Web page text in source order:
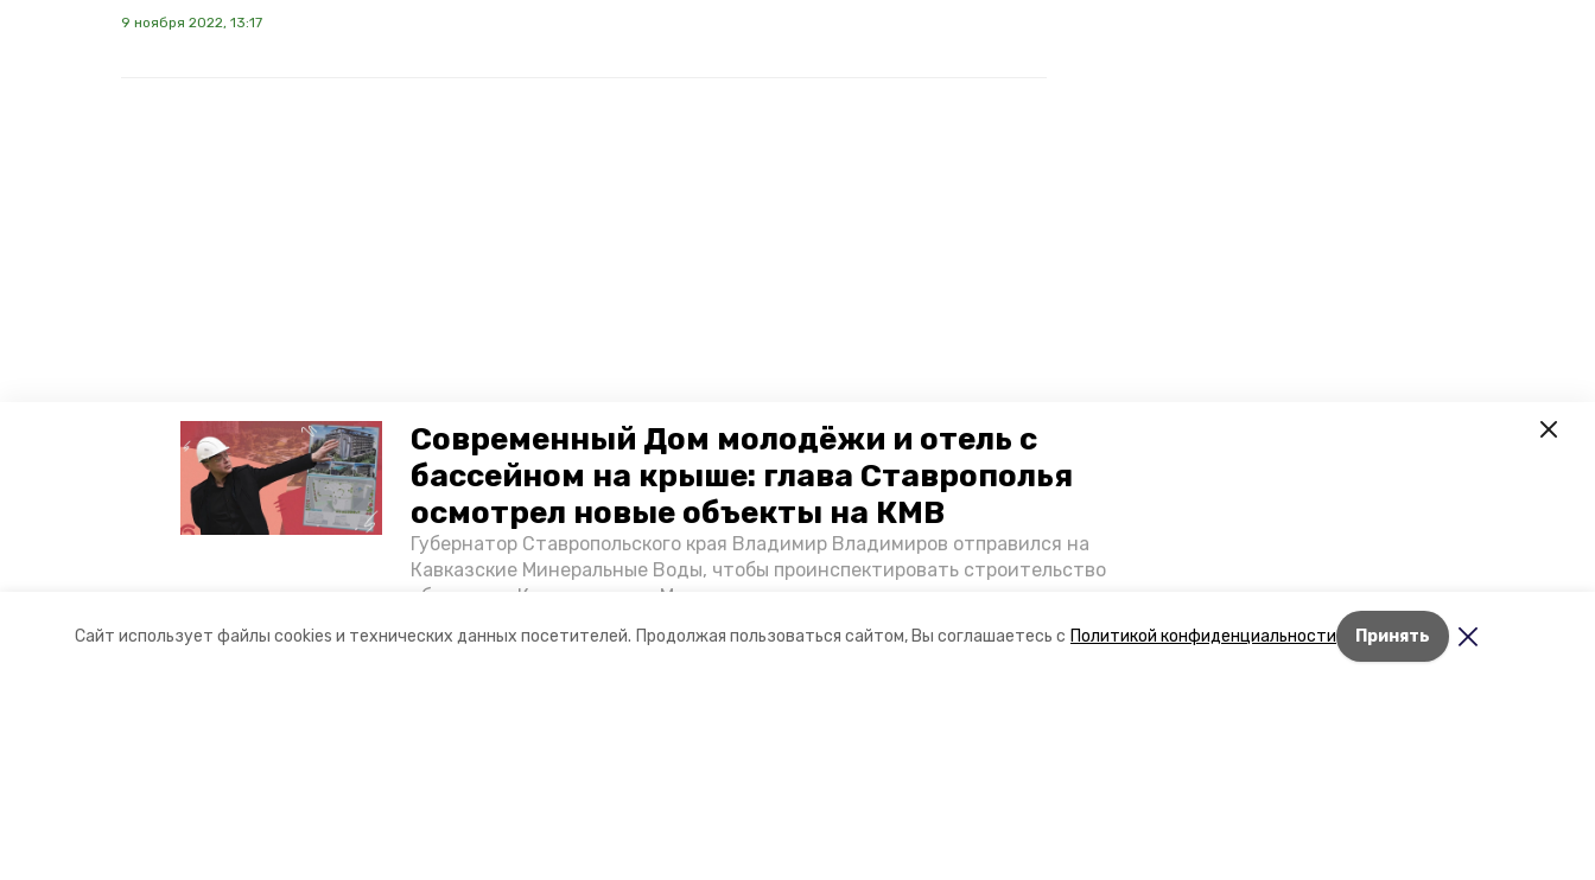
Сайт использует файлы cookies и технических данных посетителей. Продолжая пользоваться сайтом, Вы соглашаетесь с Политикой конфиденциальности Принять
Современный Дом молодёжи и отель с
бассейном на крыше: глава Ставрополья
осмотрел новые объекты на КМВ
Губернатор Ставропольского края Владимир Владимиров отправился на
Кавказские Минеральные Воды, чтобы проинспектировать строительство
объектов в Кисловодске и Минводах, а также выслушать предложения о
материале «Победы26».
9 ноября 2022, 13:17